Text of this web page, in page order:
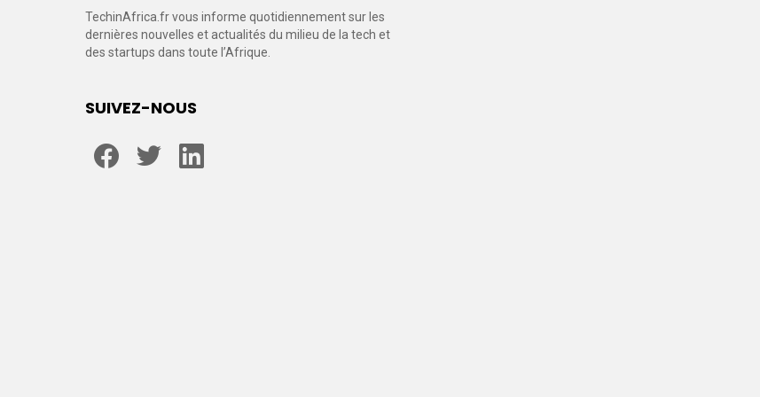
TechinAfrica.fr vous informe quotidiennement sur les
dernières nouvelles et actualités du milieu de la tech et
des startups dans toute l’Afrique.
SUIVEZ-NOUS